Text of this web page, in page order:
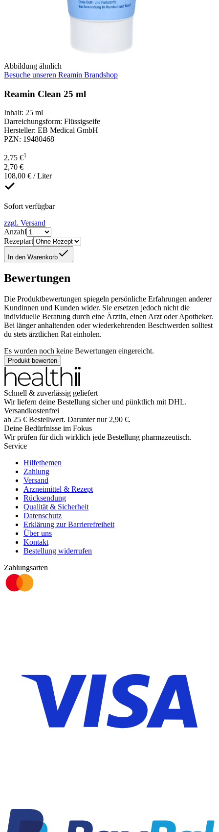
Abbildung ähnlich
Besuche unseren Reamin Brandshop
Reamin Clean 25 ml
Inhalt: 25 ml
Darreichungsform: Flüssigseife
Hersteller: EB Medical GmbH
PZN: 19480468
2,75 €1
2,70 €
108,00 € / Liter
Sofort verfügbar
zzgl. Versand
Anzahl
Rezeptart
In den Warenkorb
Bewertungen
Die Produktbewertungen spiegeln persönliche Erfahrungen anderer
Kundinnen und Kunden wider. Sie ersetzen jedoch nicht die
individuelle Beratung durch eine Ärztin, einen Arzt oder Apotheker.
Bei länger anhaltenden oder wiederkehrenden Beschwerden solltest
du stets ärztlichen Rat einholen.
Es wurden noch keine Bewertungen eingereicht.
Produkt bewerten
Schnell & zuverlässig geliefert
Wir liefern deine Bestellung sicher und pünktlich mit DHL.
Versandkostenfrei
ab 25 € Bestellwert. Darunter nur 2,90 €.
Deine Bedürfnisse im Fokus
Wir prüfen für dich wirklich jede Bestellung pharmazeutisch.
Service
Hilfethemen
Zahlung
Versand
Arzneimittel & Rezept
Rücksendung
Qualität & Sicherheit
Datenschutz
Erklärung zur Barrierefreiheit
Über uns
Kontakt
Bestellung widerrufen
Zahlungsarten